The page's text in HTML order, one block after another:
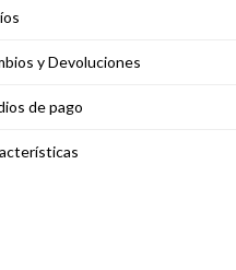
y Devoluciones
de pago